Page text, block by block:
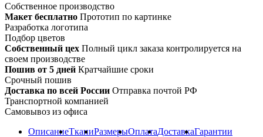
Собственное производство
Макет бесплатно Прототип по картинке
Разработка логотипа
Подбор цветов
Собственный цех Полный цикл заказа контролируется на
своем производстве
Пошив от 5 дней Кратчайшие сроки
Срочный пошив
Доставка по всей России Отправка почтой РФ
Транспортной компанией
Самовывоз из офиса
ОписаниеТканиРазмерыОплатаДоставкаГарантии